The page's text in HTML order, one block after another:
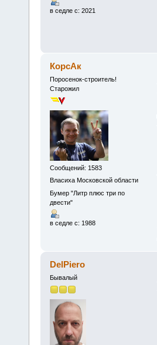
в седле с: 2021
КорсАк
Поросенок-строитель!
Старожил
Сообщений: 1583
Власиха Московской области
Бумер "Литр плюс три по
двести"
в седле с: 1988
DelPiero
Бывалый